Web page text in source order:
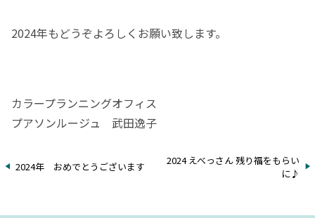
2024年もどうぞよろしくお願い致します。
カラープランニングオフィス
プアソンルージュ 武田逸子
2024年 おめでとうございます
2024 えべっさん 残り福をもらい
に♪